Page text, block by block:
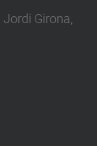
Girona,